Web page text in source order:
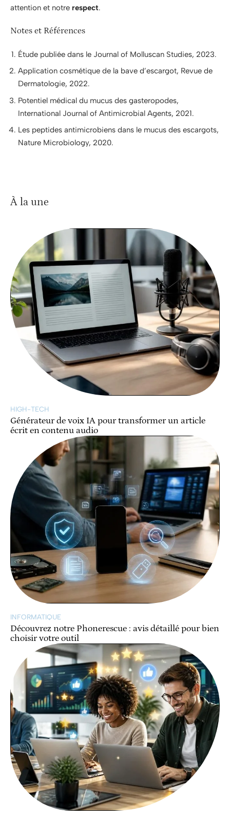
attention et notre respect.
Notes et Références
Étude publiée dans le Journal of Molluscan Studies, 2023.
Application cosmétique de la bave d’escargot, Revue de
Dermatologie, 2022.
Potentiel médical du mucus des gasteropodes,
International Journal of Antimicrobial Agents, 2021.
Les peptides antimicrobiens dans le mucus des escargots,
Nature Microbiology, 2020.
À la une
HIGH-TECH
Générateur de voix IA pour transformer un article
écrit en contenu audio
INFORMATIQUE
Découvrez notre Phonerescue : avis détaillé pour bien
choisir votre outil